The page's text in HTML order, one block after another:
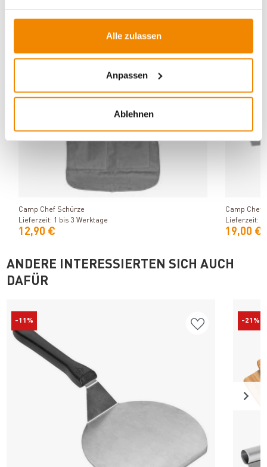
Alle zulassen
Anpassen
Ablehnen
Produkt ansehen
Camp Chef Schürze
Lieferzeit: 1 bis 3 Werktage
12,90 €
Camp Chef
Lieferzeit: 1
19,00 €
ANDERE INTERESSIERTEN SICH AUCH
DAFÜR
-11% -21%